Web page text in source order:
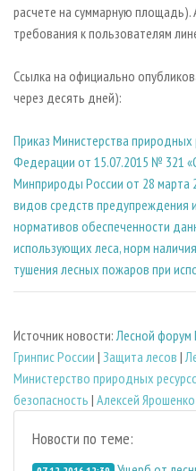
расчете на суммарную
требования к пользователям
Ссылка на официально
через десять дней):
Приказ Министерства природных
Федерации от 15.07.2015 № 321
Минприроды России от 28 марта
видов средств предупреждения
нормативов обеспеченности
использующих леса, норм
тушения лесных пожаров при
Источник новости:Лесной форум
Гринпис России | Защита лесов |
Министерство природных
безопасность | Алексей Ярошенко
Новости по теме: